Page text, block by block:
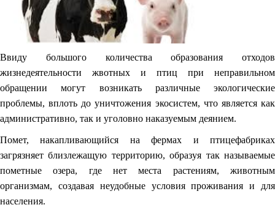
Ввиду большого количества образования отходов
жизнедеятельности жвотных и птиц при неправильном
обращении могут возникать различные экологические
проблемы, вплоть до уничтожения экосистем, что является как
административно, так и уголовно наказуемым деянием.
Помет, накапливающийся на фермах и птицефабриках
загрязняет близлежащую территорию, образуя так называемые
пометные озера, где нет места растениям, животным
организмам, создавая неудобные условия проживания и для
населения.